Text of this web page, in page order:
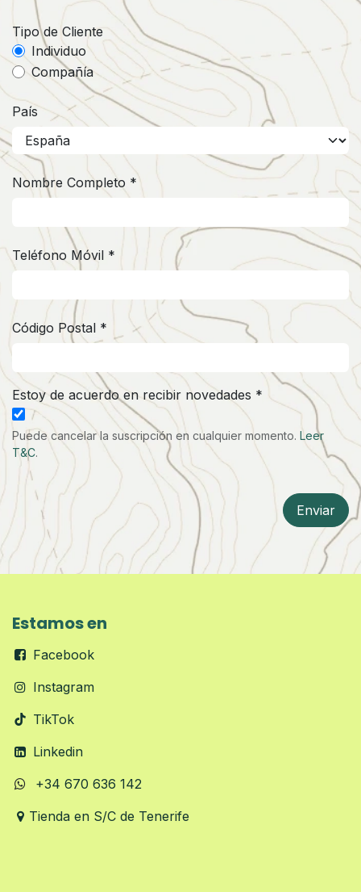
Tipo de Cliente
Individuo
Compañía
País
Nombre Completo *
Teléfono Móvil *
Código Postal *
Estoy de acuerdo en recibir novedades *
Puede cancelar la suscripción en cualquier momento. Leer
T&C.
Enviar
Estamos en
Facebook
Instagram
TikTok
Linkedin
+34 670 636 142
Tienda en S/C de Tenerife